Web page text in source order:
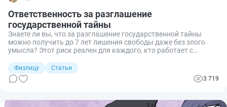
Ответственность за разглашение
государственной тайны
Знаете ли вы, что за разглашение государственной тайны
можно получить до 7 лет лишения свободы даже без злого
умысла? Этот риск реален для каждого, кто работает с
сведения составляют гостайну, какие законы регулируют их
охрану, какая ответственность предусмотрена за утечку и как
избежать ошибок, которые могут привести к серьезным
Физлицу
Статьи
3 719